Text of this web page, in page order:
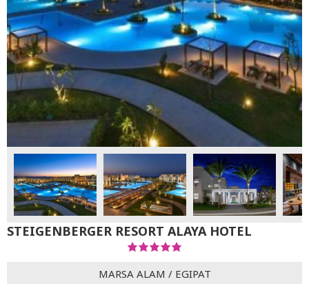
STEIGENBERGER RESORT ALAYA HOTEL
MARSA ALAM / EGIPAT